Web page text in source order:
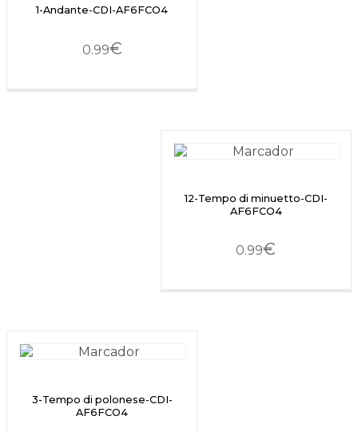
1-Andante-CDI-AF6FCO4
0.99€
12-Tempo di minuetto-CDI-
AF6FCO4
0.99€
3-Tempo di polonese-CDI-
AF6FCO4